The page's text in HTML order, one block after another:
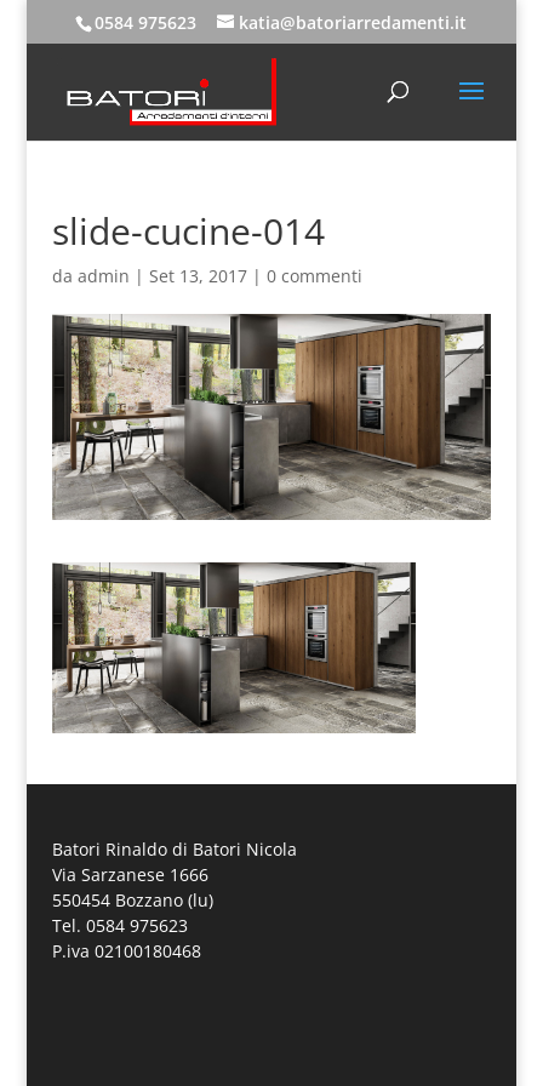
0584 975623 katia@batoriarredamenti.it
slide-cucine-014
da admin | Set 13, 2017| 0 commenti
Batori Rinaldo di Batori Nicola
Via Sarzanese 1666
550454 Bozzano (lu)
Tel. 0584 975623
P.iva 02100180468